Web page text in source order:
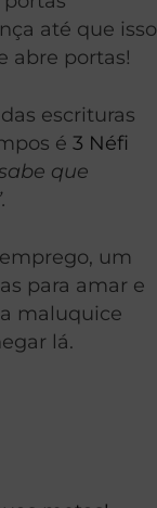
até que isso
abre portas!
escrituras
é 3 Néfi
que
um
para amar e
maluquice
lá.